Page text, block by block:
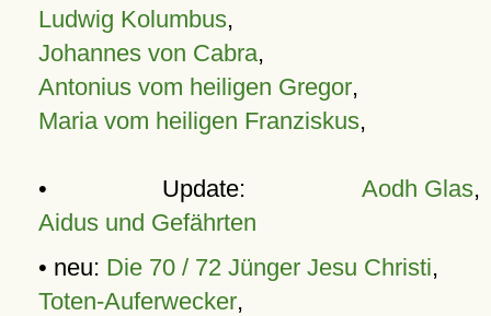
Ludwig Kolumbus,
Johannes von Cabra,
Antonius vom heiligen Gregor,
Maria vom heiligen Franziskus,
• Update: Aodh Glas,
Aidus und Gefährten
• neu: Die 70 / 72 Jünger Jesu Christi,
Toten-Auferwecker,